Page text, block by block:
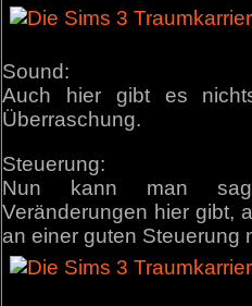
Sound:
Auch hier gibt es
Überraschung.
Steuerung:
Nun kann man
Veränderungen hier gibt,
an einer guten Steuerung